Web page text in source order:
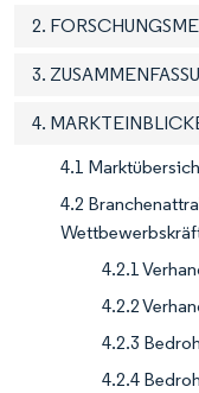
2.
3.
4.
4.1
4.2
4.2.1
4.2.2
4.2.3
4.2.4